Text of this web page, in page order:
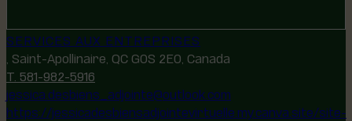
SERVICES AUX ENTREPRISES
, Saint-Apollinaire, QC G0S 2E0, Canada
T. 581-982-5916
jessica.desbiens_adjointe@outlook.com
https://jessicadesbiensadjointevirtuelle.my.canva.site/site-